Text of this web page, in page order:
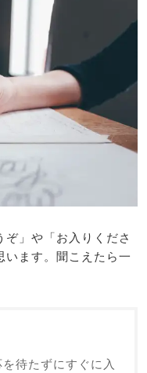
」や「お入りくださ
います。聞こえたら一
待たずにすぐに入